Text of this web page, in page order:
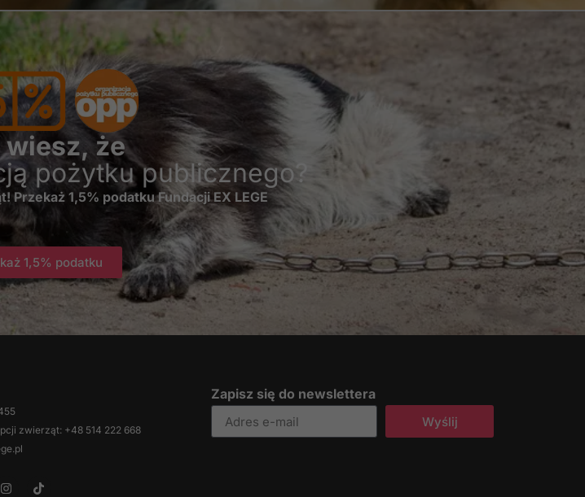
wiesz, że
pożytku publicznego?
Przekaż 1,5% podatku Fundacji EX LEGE
1,5% podatku
zwierząt: +48 514 222 668
Zapisz się do newslettera
Wyślij
Doświadczenie
Aby nasza strona
internetowa
działała jak
najlepiej podczas
twojego
przejścia na nią.
Jeśli odrzucisz te
pliki cookie,
niektóre funkcje
znikną ze strony
internetowej.
Marketing
Udostępniając
zainteresowania i
zachowania
spersonalizowanych